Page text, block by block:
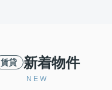
賃貸 新着物件
NEW